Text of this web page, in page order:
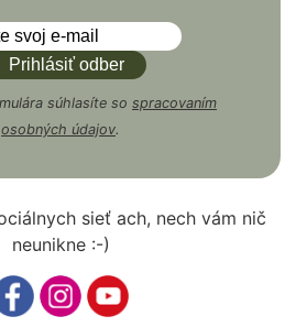
súhlasíte so spracovaním
osobných údajov.
sieť ach, nech vám nič
neunikne :-)